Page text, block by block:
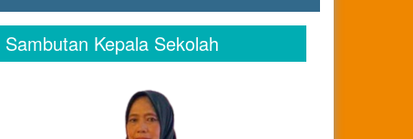
Sambutan Kepala Sekolah